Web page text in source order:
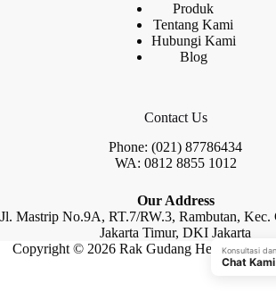
Produk
Tentang Kami
Hubungi Kami
Blog
Contact Us
Phone: (021) 87786434
WA: 0812 8855 1012
Our Address
Jl. Mastrip No.9A, RT.7/RW.3, Rambutan, Kec.
Jakarta Timur, DKI Jakarta
Copyright © 2026 Rak Gudang Heayy Duty
Konsultasi
Chat